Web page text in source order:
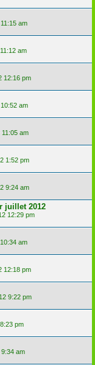
am
am
12:16 pm
am
am
1:52 pm
9:24 am
juillet 2012
12:29 pm
am
12:18 pm
9:22 pm
pm
am